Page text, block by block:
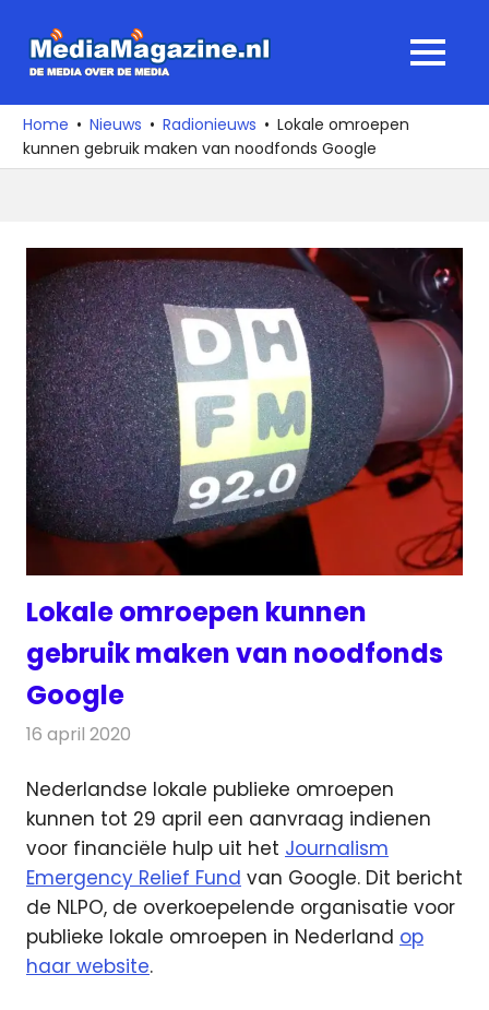
naar
media
over
de
MENU
Home Nieuws Radionieuws
Lokale omroepen
kunnen gebruik maken van noodfonds Google
Lokale omroepen kunnen
gebruik maken van noodfonds
Google
16 april 2020
Nederlandse lokale publieke omroepen
kunnen tot 29 april een aanvraag indienen
voor financiële hulp uit het Journalism
Emergency Relief Fund van Google. Dit bericht
de NLPO, de overkoepelende organisatie voor
publieke lokale omroepen in Nederland op
haar website.